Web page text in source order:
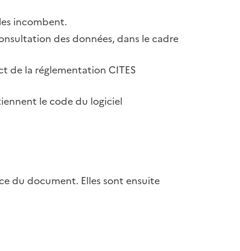
incombent.
des données, dans le cadre
de la réglementation CITES
le code du logiciel
du document. Elles sont ensuite